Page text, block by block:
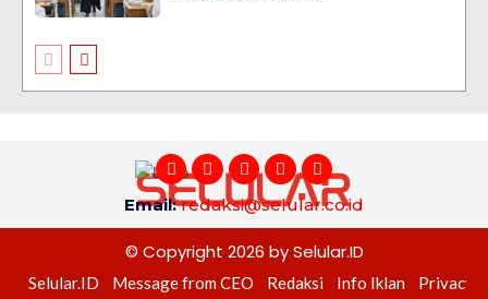
Email:redaksi@selular.co.id
© Copyright 2026 by Selular.ID
Selular.ID Message from CEO Redaksi Info Iklan Privacy